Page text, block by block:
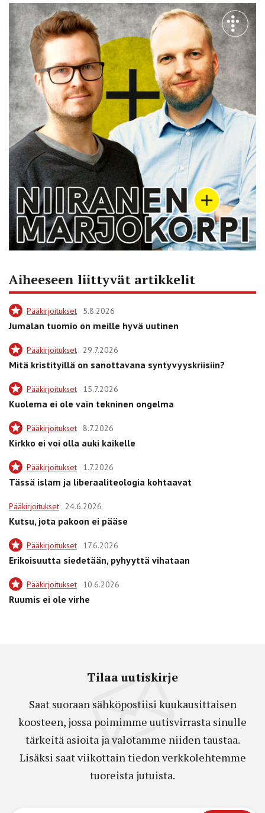
Aiheeseen liittyvät artikkelit
Pääkirjoitukset 5.8.2026
Jumalan tuomio on meille hyvä uutinen
Pääkirjoitukset 29.7.2026
Mitä kristityillä on sanottavana syntyvyyskriisiin?
Pääkirjoitukset 15.7.2026
Kuolema ei ole vain tekninen ongelma
Pääkirjoitukset 8.7.2026
Kirkko ei voi olla auki kaikelle
Pääkirjoitukset 1.7.2026
Tässä islam ja liberaaliteologia kohtaavat
Pääkirjoitukset 24.6.2026
Kutsu, jota pakoon ei pääse
Pääkirjoitukset 17.6.2026
Erikoisuutta siedetään, pyhyyttä vihataan
Pääkirjoitukset 10.6.2026
Ruumis ei ole virhe
Tilaa uutiskirje
Saat suoraan sähköpostiisi kuukausittaisen
koosteen, jossa poimimme uutisvirrasta sinulle
tärkeitä asioita ja valotamme niiden taustaa.
Lisäksi saat viikottain tiedon verkkolehtemme
tuoreista jutuista.